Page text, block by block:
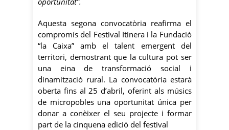
Aquesta segona convocatòria reafirma el
compromís del Festival Itinera i la Fundació
“la Caixa” amb el talent emergent del
territori, demostrant que la cultura pot ser
una eina de transformació social i
dinamització rural. La convocatòria estarà
oberta fins al 25 d’abril, oferint als músics
de micropobles una oportunitat única per
donar a conèixer el seu projecte i formar
part de la cinquena edició del festival